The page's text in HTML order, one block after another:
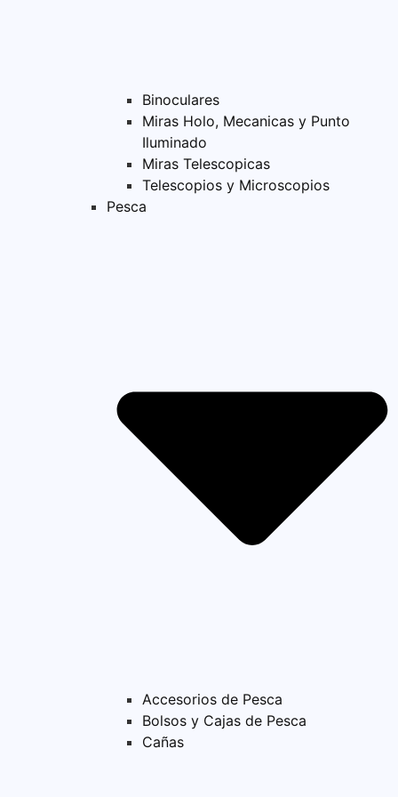
Binoculares
Miras Holo, Mecanicas y Punto
Iluminado
Miras Telescopicas
Telescopios y Microscopios
Pesca
Accesorios de Pesca
Bolsos y Cajas de Pesca
Cañas